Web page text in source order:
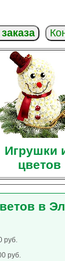
Игрушки
цветов
в
руб.
руб.